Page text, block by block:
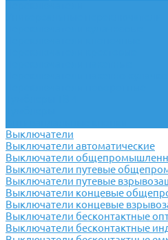
Выключатели
Выключатели автоматические
Выключатели
Выключатели путевые
Выключатели путевые
Выключатели концевые
Выключатели концевые
Выключатели бесконтактные
Выключатели бесконтактные